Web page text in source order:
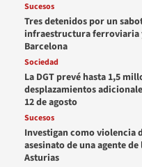
Sucesos
Tres detenidos por un
infraestructura ferroviaria
Barcelona
Sociedad
La DGT prevé hasta 1,5
desplazamientos
12 de agosto
Sucesos
Investigan como violencia
asesinato de una agente
Asturias